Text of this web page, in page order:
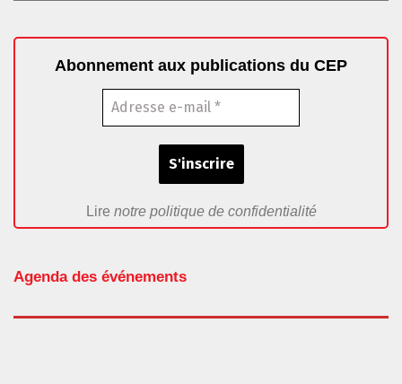
Abonnement aux publications du CEP
Lire notre politique de confidentialité
Agenda des événements